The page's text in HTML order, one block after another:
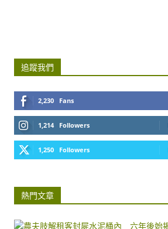
追蹤我們
2,230 Fans
1,214 Followers
1,250 Followers
熱門文章